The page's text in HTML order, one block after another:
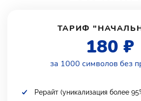
ТАРИФ
180 ₽
за 1000 символов без
Рерайт (уникализация более